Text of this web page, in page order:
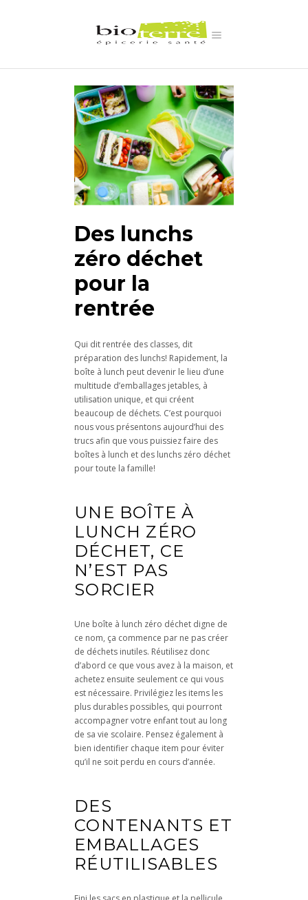
Des lunchs
zéro déchet
pour la
rentrée
Qui dit rentrée des classes, dit
préparation des lunchs! Rapidement, la
boîte à lunch peut devenir le lieu d’une
multitude d’emballages jetables, à
utilisation unique, et qui créent
beaucoup de déchets. C’est pourquoi
nous vous présentons aujourd’hui des
trucs afin que vous puissiez faire des
boîtes à lunch et des lunchs zéro déchet
pour toute la famille!
UNE BOÎTE À
LUNCH ZÉRO
DÉCHET, CE
N’EST PAS
SORCIER
Une boîte à lunch zéro déchet digne de
ce nom, ça commence par ne pas créer
de déchets inutiles. Réutilisez donc
d’abord ce que vous avez à la maison, et
achetez ensuite seulement ce qui vous
est nécessaire. Privilégiez les items les
plus durables possibles, qui pourront
accompagner votre enfant tout au long
de sa vie scolaire. Pensez également à
bien identifier chaque item pour éviter
qu’il ne soit perdu en cours d’année.
DES
CONTENANTS ET
EMBALLAGES
RÉUTILISABLES